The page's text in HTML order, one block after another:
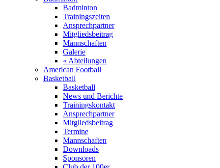
Badminton
Trainingszeiten
Ansprechpartner
Mitgliedsbeitrag
Mannschaften
Galerie
« Abteilungen
American Football
Basketball
Basketball
News und Berichte
Trainingskontakt
Ansprechpartner
Mitgliedsbeitrag
Termine
Mannschaften
Downloads
Sponsoren